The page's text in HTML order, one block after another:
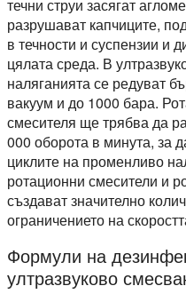
течни струи засягат
разрушават капчиците,
в течности и суспензии и
цялата среда. В
наляганията се редуват
вакуум и до 1000 бара.
смесителя ще трябва да
000 оборота в минута, за
циклите на променливо
ротационни смесители и
създават значително
ограничението на
Формули на
ултразвуково